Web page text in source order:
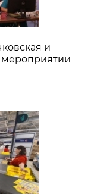
и
мероприятии